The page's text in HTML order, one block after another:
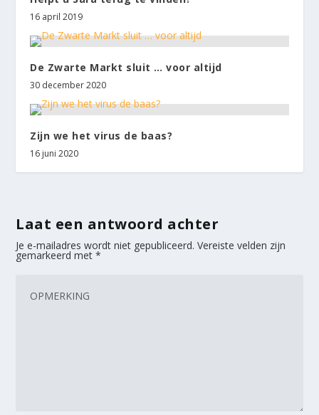
16 april 2019
De Zwarte Markt sluit … voor altijd
30 december 2020
Zijn we het virus de baas?
16 juni 2020
Laat een antwoord achter
Je e-mailadres wordt niet gepubliceerd. Vereiste velden zijn
gemarkeerd met*